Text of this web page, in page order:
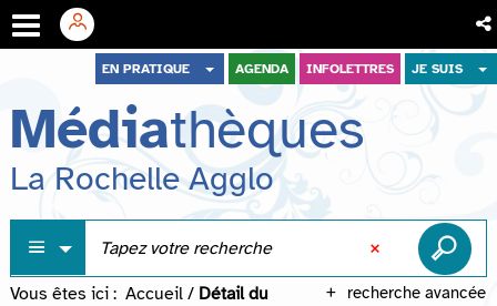
menu
contenu
recherche
EN PRATIQUE AGENDA INFOLETTRES JE SUIS
Médiathèques
La Rochelle Agglo
recherche avancée
Vous êtes ici : Accueil / Détail du